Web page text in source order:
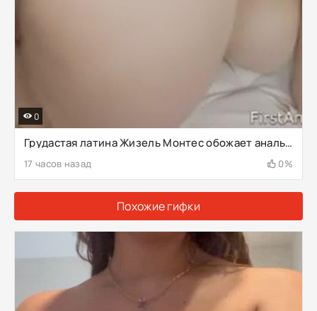
Грудастая латина Жизель Монтес обожает анальные кримпаи
17 часов назад 0%
0
Похожие гифки